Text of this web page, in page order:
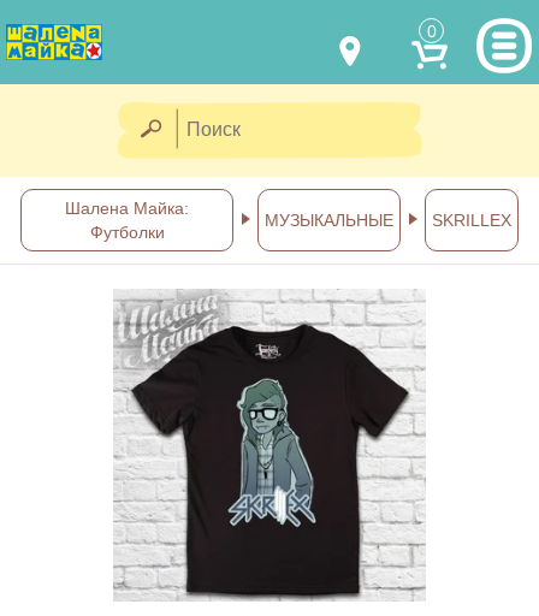
0
(067) 011 0404
shalena@mayka.dp.ua
г.Днепр, ул. Ярослава Мудрого, 68
Посмотреть на карте
Отправка по Украине каждый
день
НАШИ РАБОТЫ
КАК КУПИТЬ
КАК НАС НАЙТИ
ПОЛНАЯ ВЕРСИЯ САЙТА
Шалена Майка:
Футболки
МУЗЫКАЛЬНЫЕ SKRILLEX